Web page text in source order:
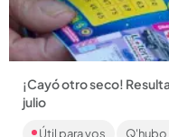
¡Cayó otro seco!
julio
Como cada semana,
Útil para vos Q'hubo